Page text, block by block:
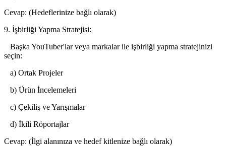
Cevap: (Hedeflerinize bağlı olarak)
9. İşbirliği Yapma Stratejisi:
Başka YouTuber'lar veya markalar ile işbirliği yapma stratejinizi
seçin:
a) Ortak Projeler
b) Ürün İncelemeleri
c) Çekiliş ve Yarışmalar
d) İkili Röportajlar
Cevap: (İlgi alanınıza ve hedef kitlenize bağlı olarak)